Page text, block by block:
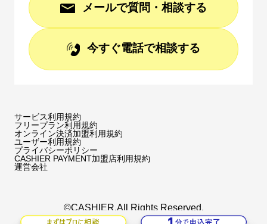
メールで質問・相談する
今すぐ電話で相談する
サービス利用規約
フリープラン利用規約
オンライン決済加盟利用規約
ユーザー利用規約
プライバシーポリシー
CASHIER PAYMENT加盟店利用規約
運営会社
©CASHIER.All Rights Reserved.